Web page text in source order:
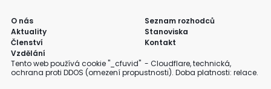
O nás
Aktuality
Členství
Vzdělání
Seznam rozhodců
Stanoviska
Kontakt
Tento web používá cookie "_cfuvid" - Cloudflare, technická,
ochrana proti DDOS (omezení propustnosti). Doba platnosti: relace.